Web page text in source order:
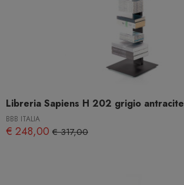
Libreria Sapiens H 202 grigio antracite
BBB ITALIA
€ 248,00 € 317,00